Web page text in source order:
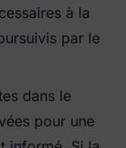
à la
par le
dans le
pour une